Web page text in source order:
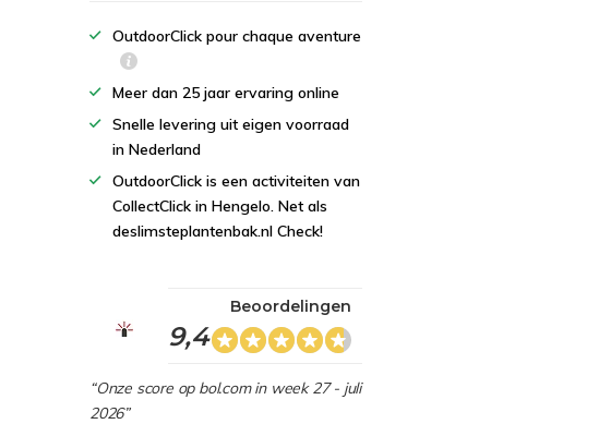
OutdoorClick pour chaque aventure
Meer dan 25 jaar ervaring online
Snelle levering uit eigen voorraad
in Nederland
OutdoorClick is een activiteiten van
CollectClick in Hengelo. Net als
deslimsteplantenbak.nl Check!
9,4
Beoordelingen
“Onze score op bol.com in week 27 - juli
2026”